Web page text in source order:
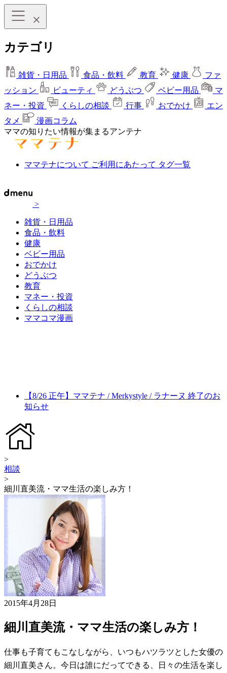
カテゴリ
雑貨・日用品 食品・飲料 教育 健康
ファ
ッション
ビューティ どうぶつ ベビー用品
マ
ネー・投資
くらしの相談 行事 おでかけ
エン
タメ
漫画コラム
ママの知りたい情報が集まるアンテナ
ママテナについて ご利用にあたって タグ一覧
>
雑貨・日用品
食品・飲料
健康
ベビー用品
おでかけ
どうぶつ
教育
マネー・投資
くらしの相談
ママコマ漫画
【8/26 正午】ママテナ / Merkystyle / ラナーヌ 終了のお
知らせ
>
相談
>
細川直美流・ママ生活の楽しみ方！
2015年4月28日
細川直美流・ママ生活の楽しみ方！
仕事も子育てもこなしながら、いつもハツラツとした女優の
細川直美さん。今日は誰にだってできる、日々の生活を楽し